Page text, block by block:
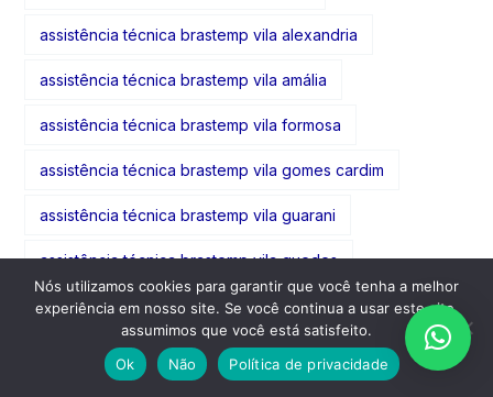
assistência técnica brastemp vila alexandria
assistência técnica brastemp vila amália
assistência técnica brastemp vila formosa
assistência técnica brastemp vila gomes cardim
assistência técnica brastemp vila guarani
assistência técnica brastemp vila guedes
assistência técnica brastemp vila guilherme
assistência técnica brastemp vila gumercindo
Nós utilizamos cookies para garantir que você tenha a melhor
experiência em nosso site. Se você continua a usar este site,
assumimos que você está satisfeito.
Ok
Não Política de privacidade